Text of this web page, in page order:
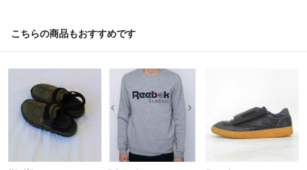
ご了承の上お買い上げください。
いますのであらかじめご了承の上お買い上げください。
出品物は中古品でして、ある程度の状態も表記していますが気になる点
などはご購入前にご確認下さい。
神経質な方はご遠慮ください。
上記のことをプロフィールにも書いているにも関わらず、普通評価など
こちらの商品もおすすめです